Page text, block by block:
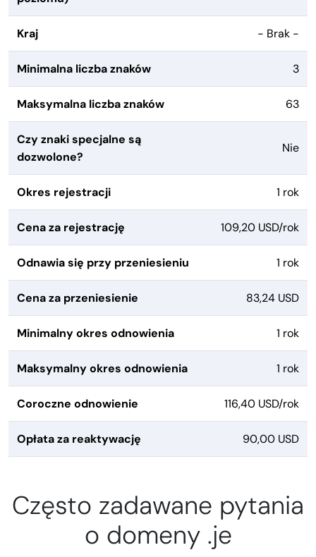
Kraj - Brak -
Minimalna liczba znaków 3
Maksymalna liczba znaków 63
Czy znaki specjalne są
dozwolone?
Nie
Okres rejestracji 1 rok
Cena za rejestrację 109,20 USD/rok
Odnawia się przy przeniesieniu 1 rok
Cena za przeniesienie 83,24 USD
Minimalny okres odnowienia 1 rok
Maksymalny okres odnowienia 1 rok
Coroczne odnowienie 116,40 USD/rok
Opłata za reaktywację 90,00 USD
Często zadawane pytania
o domeny .je